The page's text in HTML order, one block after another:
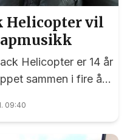
Helicopter vil
Helicopter er 14 år
sammen i fire år.
ti låter, og de har
Blant annet på
09:40